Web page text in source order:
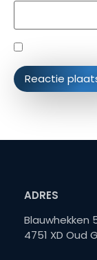
ADRES
Blauwhekken
4751 XD Oud